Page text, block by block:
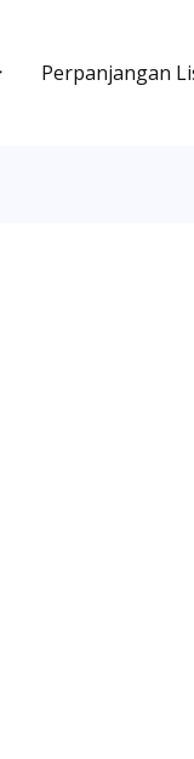
Perpanjangan